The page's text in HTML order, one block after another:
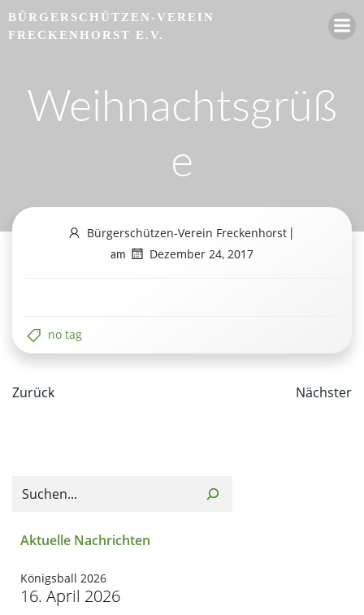
BÜRGERSCHÜTZEN-VEREIN
FRECKENHORST E.V.
Weihnachtsgrüß
e
Bürgerschützen-Verein Freckenhorst
am
Dezember 24, 2017
no tag
Post
Zurück
Post
Nächster
Aktuelle Nachrichten
Königsball 2026
16. April 2026